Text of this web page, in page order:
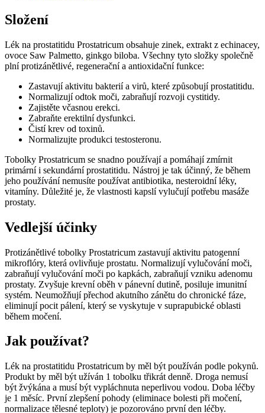
Složení
Lék na prostatitidu Prostatricum obsahuje zinek, extrakt z echinacey,
ovoce Saw Palmetto, ginkgo biloba. Všechny tyto složky společně
plní protizánětlivé, regenerační a antioxidační funkce:
Zastavují aktivitu bakterií a virů, které způsobují prostatitidu.
Normalizují odtok moči, zabraňují rozvoji cystitidy.
Zajistěte včasnou erekci.
Zabraňte erektilní dysfunkci.
Čistí krev od toxinů.
Normalizujte produkci testosteronu.
Tobolky Prostatricum se snadno používají a pomáhají zmírnit
primární i sekundární prostatitidu. Nástroj je tak účinný, že během
jeho používání nemusíte používat antibiotika, nesteroidní léky,
vitamíny. Důležité je, že vlastnosti kapslí vylučují potřebu masáže
prostaty.
Vedlejší účinky
Protizánětlivé tobolky Prostatricum zastavují aktivitu patogenní
mikroflóry, která ovlivňuje prostatu. Normalizují vylučování moči,
zabraňují vylučování moči po kapkách, zabraňují vzniku adenomu
prostaty. Zvyšuje krevní oběh v pánevní dutině, posiluje imunitní
systém. Neumožňují přechod akutního zánětu do chronické fáze,
eliminují pocit pálení, který se vyskytuje v suprapubické oblasti
během močení.
Jak používat?
Lék na prostatitidu Prostatricum by měl být používán podle pokynů.
Produkt by měl být užíván 1 tobolku třikrát denně. Droga nemusí
být žvýkána a musí být vypláchnuta neperlivou vodou. Doba léčby
je 1 měsíc. První zlepšení pohody (eliminace bolesti při močení,
normalizace tělesné teploty) je pozorováno první den léčby.